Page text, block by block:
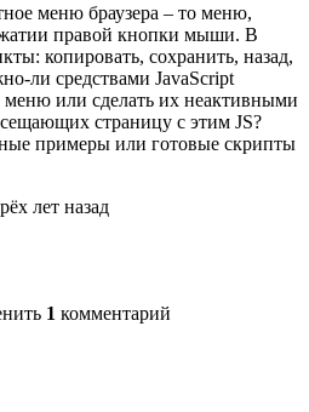
меню браузера – то меню,
правой кнопки мыши. В
копировать, сохранить, назад,
ли средствами JavaScript
меню или сделать их неактивными
страницу с этим JS?
примеры или готовые скрипты
лет назад
1 комментарий